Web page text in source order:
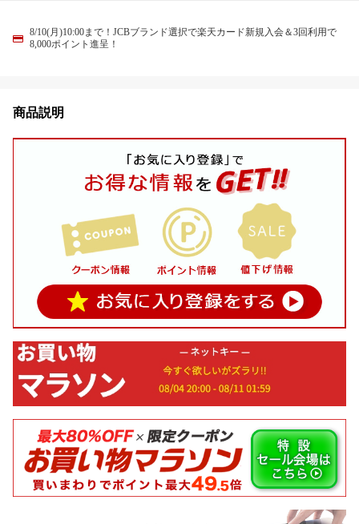
8/10(月)10:00まで！JCBブランド選択で楽天カード新規入会＆3回利用で
8,000ポイント進呈！
商品説明